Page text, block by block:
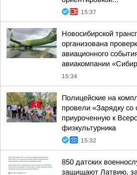
15:37
Новосибирской
организована
авиационного
авиакомпании
15:34
Полицейские на
провели «Зарядку со
приуроченную к
физкультурника
15:32
850 датских
защищают Латвию,